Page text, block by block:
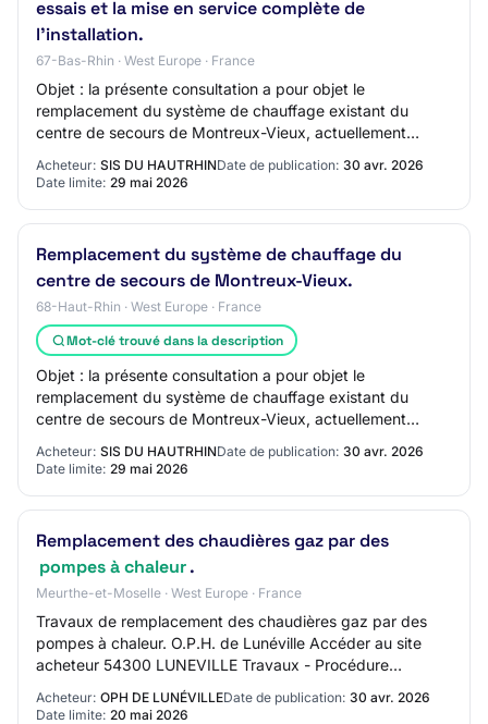
essais et la mise en service complète de
l'installation.
67-Bas-Rhin · West Europe · France
Objet : la présente consultation a pour objet le
remplacement du système de chauffage existant du
centre de secours de Montreux-Vieux, actuellement
Acheteur: SIS DU HAUTRHINDate de publication: 30 avr. 2026
Date limite: 29 mai 2026
Remplacement du système de chauffage du
centre de secours de Montreux-Vieux.
68-Haut-Rhin · West Europe · France
Mot-clé trouvé dans la description
Objet : la présente consultation a pour objet le
remplacement du système de chauffage existant du
centre de secours de Montreux-Vieux, actuellement
Acheteur: SIS DU HAUTRHINDate de publication: 30 avr. 2026
Date limite: 29 mai 2026
Remplacement des chaudières gaz par des
pompes à chaleur.
Meurthe-et-Moselle · West Europe · France
Travaux de remplacement des chaudières gaz par des
pompes à chaleur. O.P.H. de Lunéville Accéder au site
acheteur 54300 LUNEVILLE Travaux - Procédure
Adaptée € Marché > 90 000 € Date limite de l'offr…
Acheteur: OPH DE LUNÉVILLEDate de publication: 30 avr. 2026
Date limite: 20 mai 2026